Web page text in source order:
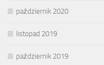
październik 2020
listopad 2019
październik 2019